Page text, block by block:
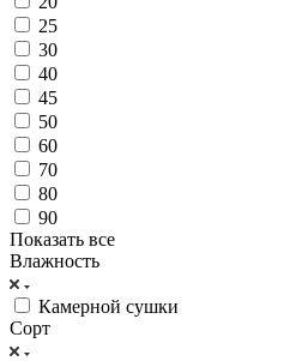
25
30
40
45
50
60
70
80
90
Показать все
Влажность
Камерной сушки
Сорт